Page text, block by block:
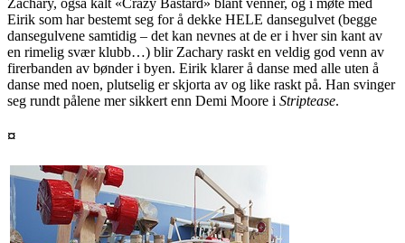
Eirik som har bestemt seg for å dekke HELE dansegulvet (begge
dansegulvene samtidig – det kan nevnes at de er i hver sin kant av
en rimelig svær klubb…) blir Zachary raskt en veldig god venn av
firerbanden av bønder i byen. Eirik klarer å danse med alle uten å
danse med noen, plutselig er skjorta av og like raskt på. Han svinger
seg rundt pålene mer sikkert enn Demi Moore i Striptease.
¤